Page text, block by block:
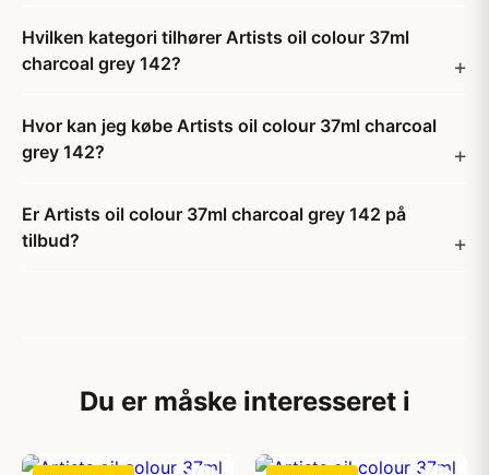
Hvilken kategori tilhører Artists oil colour 37ml
charcoal grey 142?
Hvor kan jeg købe Artists oil colour 37ml charcoal
grey 142?
Er Artists oil colour 37ml charcoal grey 142 på
tilbud?
Du er måske interesseret i